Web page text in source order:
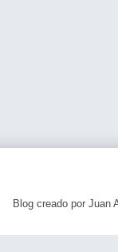
Blog creado por Juan